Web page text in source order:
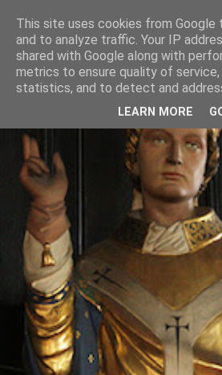
This site uses cookies from
and to analyze traffic. Your IP
shared with Google along with
metrics to ensure quality of service,
statistics, and to detect and
LEARN MORE